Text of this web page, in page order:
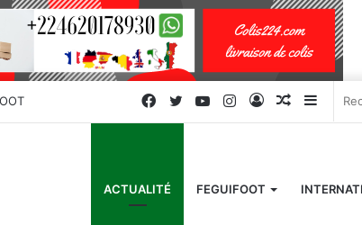
Article
Connexion
Instagram
YouTube
Twitter
Facebook
ACTUALITÉ FEGUIFOOT